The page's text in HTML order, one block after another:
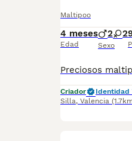
Maltipoo
4 meses
Edad
2 2
Sexo
Criador
Identidad
Silla, Valencia